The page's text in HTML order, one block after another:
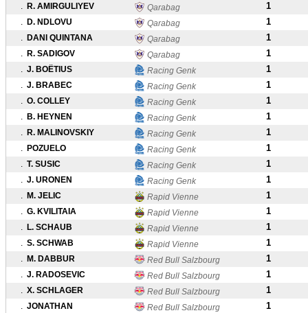
. R. AMIRGULIYEV Qarabag 1
. D. NDLOVU Qarabag 1
. DANI QUINTANA Qarabag 1
. R. SADIGOV Qarabag 1
. J. BOËTIUS Racing Genk 1
. J. BRABEC Racing Genk 1
. O. COLLEY Racing Genk 1
. B. HEYNEN Racing Genk 1
. R. MALINOVSKIY Racing Genk 1
. POZUELO Racing Genk 1
. T. SUSIC Racing Genk 1
. J. URONEN Racing Genk 1
. M. JELIC Rapid Vienne 1
. G. KVILITAIA Rapid Vienne 1
. L. SCHAUB Rapid Vienne 1
. S. SCHWAB Rapid Vienne 1
. M. DABBUR Red Bull Salzbourg 1
. J. RADOSEVIC Red Bull Salzbourg 1
. X. SCHLAGER Red Bull Salzbourg 1
. JONATHAN Red Bull Salzbourg 1